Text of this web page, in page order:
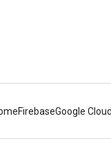
FirebaseGoogle